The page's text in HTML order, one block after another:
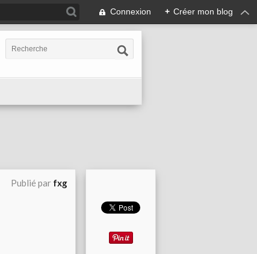
Connexion + Créer mon blog
Publié par fxg